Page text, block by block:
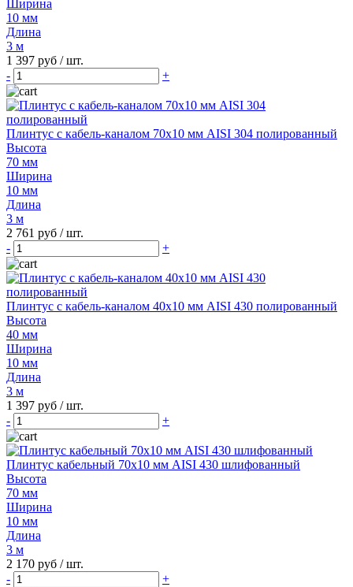
Ширина
10 мм
Длина
3 м
1 397 руб / шт.
-
+
Плинтус с кабель-каналом 70х10 мм AISI 304 полированный
Высота
70 мм
Ширина
10 мм
Длина
3 м
2 761 руб / шт.
-
+
Плинтус с кабель-каналом 40х10 мм AISI 430 полированный
Высота
40 мм
Ширина
10 мм
Длина
3 м
1 397 руб / шт.
-
+
Плинтус кабельный 70х10 мм AISI 430 шлифованный
Высота
70 мм
Ширина
10 мм
Длина
3 м
2 170 руб / шт.
-
+